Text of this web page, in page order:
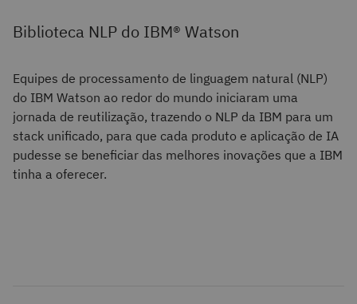
Biblioteca NLP do IBM® Watson
Equipes de processamento de linguagem natural (NLP)
do IBM Watson ao redor do mundo iniciaram uma
jornada de reutilização, trazendo o NLP da IBM para um
stack unificado, para que cada produto e aplicação de IA
pudesse se beneficiar das melhores inovações que a IBM
tinha a oferecer.